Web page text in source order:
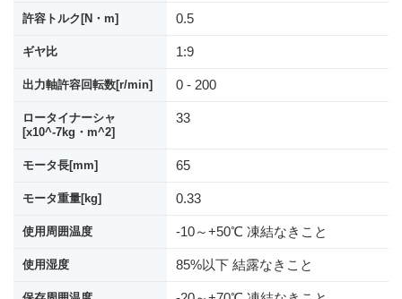
許容トルク[N・m] 0.5
ギヤ比 1:9
出力軸許容回転数[r/min] 0 - 200
ロータイナーシャ
[x10^-7kg・m^2]
33
モータ長[mm] 65
モータ重量[kg] 0.33
使用周囲温度 -10～+50℃ 凍結なきこと
使用湿度 85%以下 結露なきこと